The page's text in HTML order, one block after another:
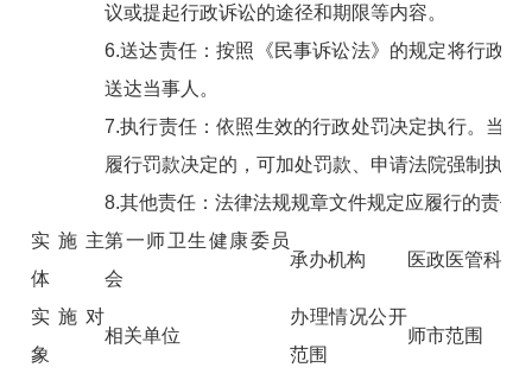
议或提起行政诉讼的途径和期限等内容。
6.送达责任：按照《民事诉讼法》的规定将行政处
送达当事人。
7.执行责任：依照生效的行政处罚决定执行。当事
履行罚款决定的，可加处罚款、申请法院强制执行
8.其他责任：法律法规规章文件规定应履行的责任
实施主
体
第一师卫生健康委员
会
承办机构 医政医管科
实施对
象
相关单位
办理情况公开
范围
师市范围